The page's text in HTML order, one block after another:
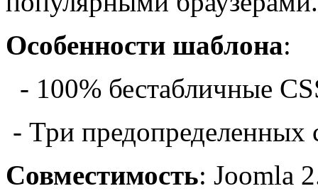
Особенности шаблона:
- 100% бестабличные
- Три предопределенных
Совместимость: Joomla